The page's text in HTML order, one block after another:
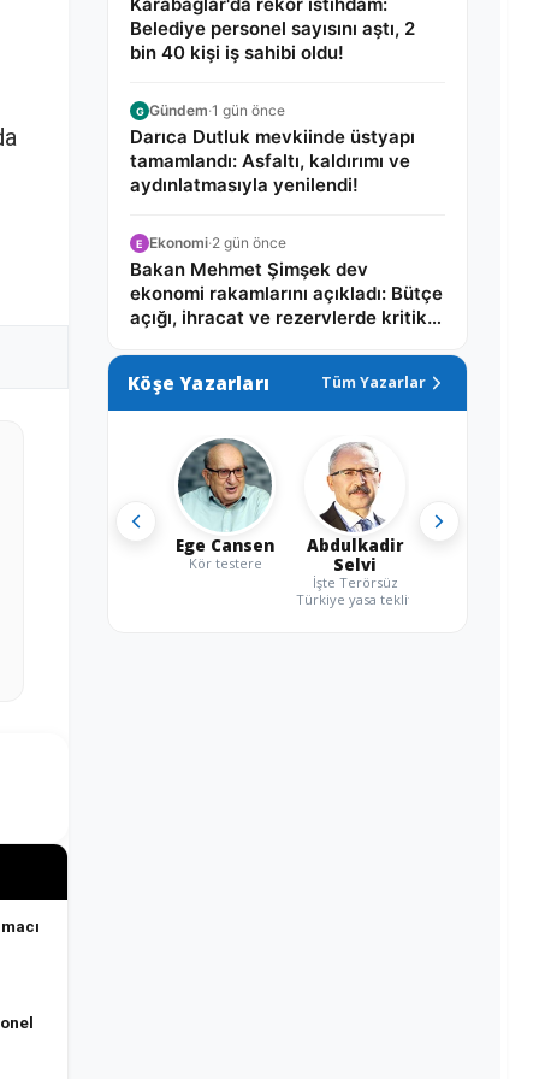
Belediye personel sayısını aştı, 2
bin 40 kişi iş sahibi oldu!
G Gündem·1 gün önce
Darıca Dutluk mevkiinde üstyapı
tamamlandı: Asfaltı, kaldırımı ve
aydınlatmasıyla yenilendi!
E Ekonomi·2 gün önce
Bakan Mehmet Şimşek dev
ekonomi rakamlarını açıkladı: Bütçe
açığı, ihracat ve rezervlerde kritik
Köşe Yazarları Tüm Yazarlar
Ege Cansen
Kör testere
Abdulkadir
Selvi
İşte Terörsüz
Türkiye yasa teklifi